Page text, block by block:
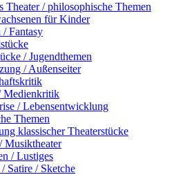
Theater / philosophische Themen
für Kinder
/ Fantasy
/ Jugendthemen
/ Außenseiter
Medienkritik
/ Lebensentwicklung
Themen
klassischer Theaterstücke
Musiktheater
/ Lustiges
Satire / Sketche